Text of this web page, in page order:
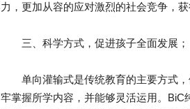
力，更加从容的应对激烈的社会竞争，获
三、科学方式，促进孩子全面发展；
单向灌输式是传统教育的主要方式，
牢掌握所学内容，并能够灵活运用。